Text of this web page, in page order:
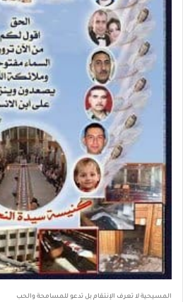
المسيحية لا تعرف الإنتقام بل تدعو للمسامحة والحب